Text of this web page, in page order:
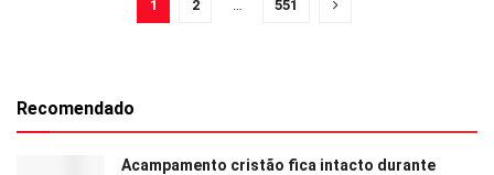
1 2 551
Recomendado
Acampamento cristão fica intacto durante